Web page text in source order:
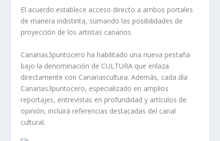
El acuerdo establece acceso directo a ambos portales
de manera indistinta, sumando las posibilidades de
proyección de los artistas canarios.
Canarias3puntocero ha habilitado una nueva pestaña
bajo la denominación de CULTURA que enlaza
directamente con Canariascultura. Además, cada día
Canarias3puntocero, especializado en amplios
reportajes, entrevistas en profundidad y artículos de
opinión, incluirá referencias destacadas del canal
cultural.